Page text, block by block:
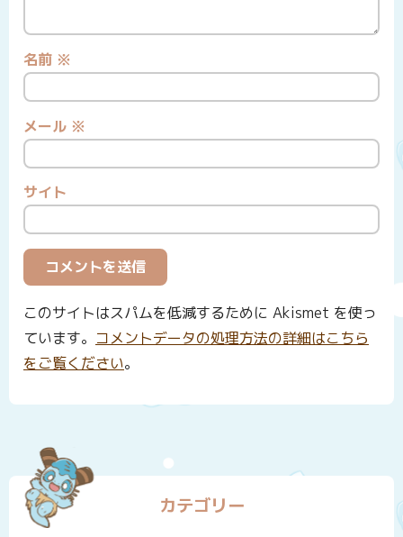
名前 ※
メール ※
サイト
このサイトはスパムを低減するために Akismet を使っ
ています。 コメントデータの処理方法の詳細はこちら
をご覧ください。
カテゴリー